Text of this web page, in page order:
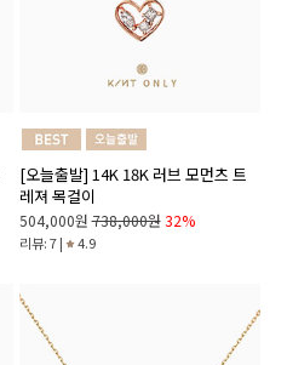
[오늘출발] 14K 18K 러브 모먼츠 트
레져 목걸이
504,000원 738,000원 32%
리뷰: 7 | 4.9